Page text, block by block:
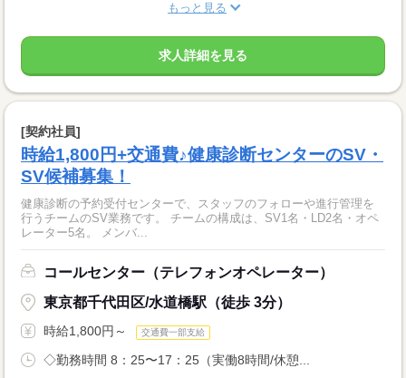
もっと見る
求人詳細を見る
[契約社員]
時給1,800円+交通費♪健康診断センターのSV・
SV候補募集！
健康診断の予約受付センターで、スタッフのフォローや進行管理を
行うチームのSV業務です。 チームの構成は、SV1名・LD2名・オペ
レーター5名。 メンバ...
コールセンター（テレフォンオペレーター）
東京都千代田区/水道橋駅（徒歩 3分）
時給1,800円～ 交通費一部支給
◇勤務時間 8：25〜17：25（実働8時間/休憩...